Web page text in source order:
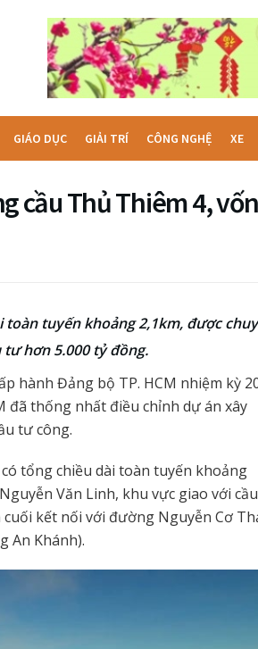
GIÁO DỤC GIẢI TRÍ CÔNG NGHỆ XE
cầu Thủ Thiêm 4, vốn
toàn tuyến khoảng 2,1km, được
hơn 5.000 tỷ đồng.
hành Đảng bộ TP. HCM nhiệm kỳ
đã thống nhất điều chỉnh dự án xây
tư công.
tổng chiều dài toàn tuyến khoảng
Văn Linh, khu vực giao với cầu
kết nối với đường Nguyễn Cơ
An Khánh).